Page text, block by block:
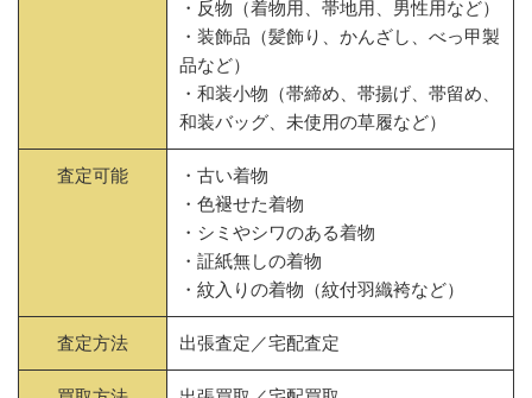
・反物（着物用、帯地用、男性用など）
・装飾品（髪飾り、かんざし、べっ甲製
品など）
・和装小物（帯締め、帯揚げ、帯留め、
和装バッグ、未使用の草履など）
査定可能
・古い着物
・色褪せた着物
・シミやシワのある着物
・証紙無しの着物
・紋入りの着物（紋付羽織袴など）
査定方法 出張査定／宅配査定